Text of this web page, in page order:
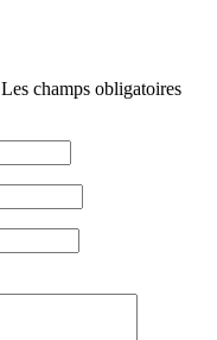
Les champs obligatoires